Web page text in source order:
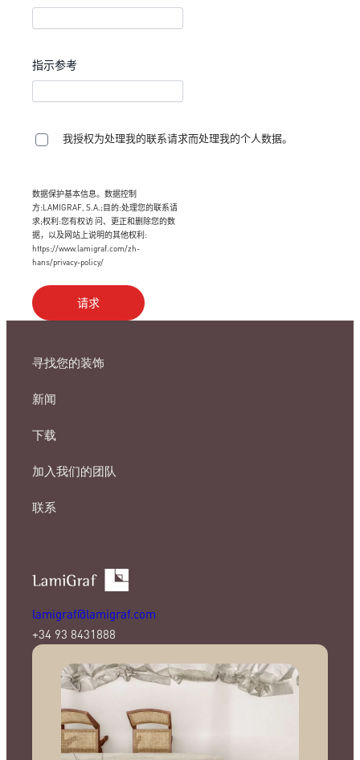
指示参考
我授权为处理我的联系请求而处理我的个人数据。
数据保护基本信息。数据控制
方:LAMIGRAF, S.A.;目的:处理您的联系请
求;权利:您有权访 问、更正和删除您的数
据，以及网站上说明的其他权利:
https://www.lamigraf.com/zh-
hans/privacy-policy/
寻找您的装饰
新闻
下载
加入我们的团队
联系
lamigraf@lamigraf.com
+34 93 8431888